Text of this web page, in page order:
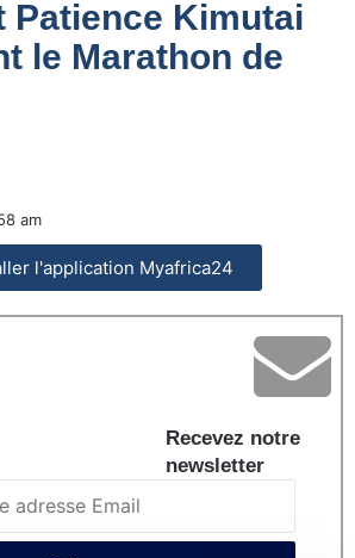
Patience Kimutai
le Marathon de
am
l'application Myafrica24
Recevez notre
newsletter